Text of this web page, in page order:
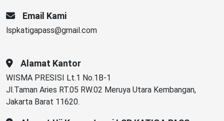
Email Kami
lspkatigapass@gmail.com
Alamat Kantor
WISMA PRESISI Lt.1 No.1B-1
Jl.Taman Aries RT.05 RW.02 Meruya Utara Kembangan,
Jakarta Barat 11620.